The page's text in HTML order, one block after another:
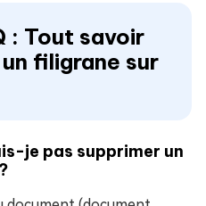
: Tout savoir
filigrane sur
je pas supprimer un